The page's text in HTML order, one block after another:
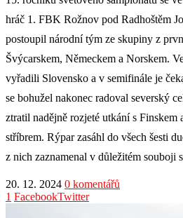
hráč 1. FBK Rožnov pod Radhoštěm
postoupil národní tým ze skupiny z
Švýcarskem, Německem a Norskem.
vyřadili Slovensko a v semifinále je
se bohužel nakonec radoval severský
ztratil nadějně rozjeté utkání s Finskem
stříbrem. Rýpar zasáhl do všech šesti
z nich zaznamenal v důležitém souboji
20. 12. 2024 0 komentářů
1 FacebookTwitter